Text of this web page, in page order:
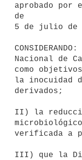
aprobado por
de
5 de julio de
Nacional de
como
la inocuidad
derivados;
II) la
verificada a
III) que la